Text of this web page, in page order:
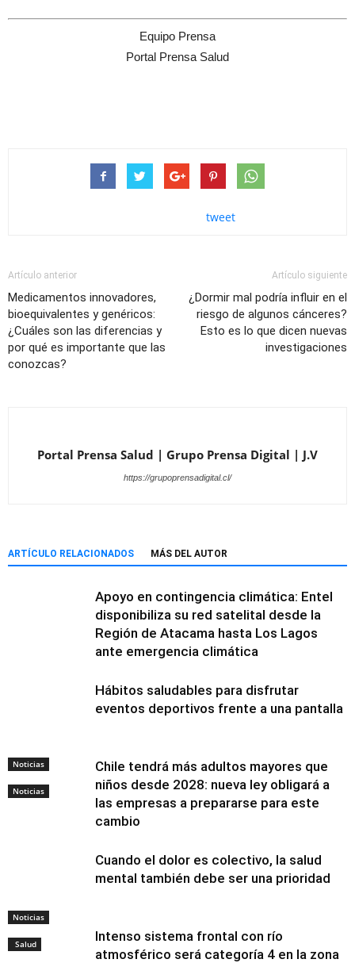
Equipo Prensa
Portal Prensa Salud
tweet
Artículo anterior
Medicamentos innovadores,
bioequivalentes y genéricos:
¿Cuáles son las diferencias y
por qué es importante que las
conozcas?
Artículo siguiente
¿Dormir mal podría influir en el
riesgo de algunos cánceres?
Esto es lo que dicen nuevas
investigaciones
Portal Prensa Salud | Grupo Prensa Digital | J.V
https://grupoprensadigital.cl/
ARTÍCULO RELACIONADOS MÁS DEL AUTOR
Noticias
Apoyo en contingencia climática: Entel
disponibiliza su red satelital desde la
Región de Atacama hasta Los Lagos
ante emergencia climática
Noticias
Hábitos saludables para disfrutar
eventos deportivos frente a una pantalla
Noticias
Chile tendrá más adultos mayores que
niños desde 2028: nueva ley obligará a
las empresas a prepararse para este
cambio
Salud
Cuando el dolor es colectivo, la salud
mental también debe ser una prioridad
Intenso sistema frontal con río
atmosférico será categoría 4 en la zona